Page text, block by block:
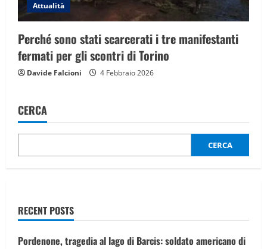
Attualità
Perché sono stati scarcerati i tre manifestanti
fermati per gli scontri di Torino
Davide Falcioni 4 Febbraio 2026
CERCA
CERCA
RECENT POSTS
Pordenone, tragedia al lago di Barcis: soldato americano di